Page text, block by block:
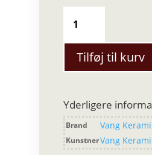
Keramiske
Værksted
Snackskål
antal
Tilføj til kurv
Yderligere
Brand Vang
KunstnerVang